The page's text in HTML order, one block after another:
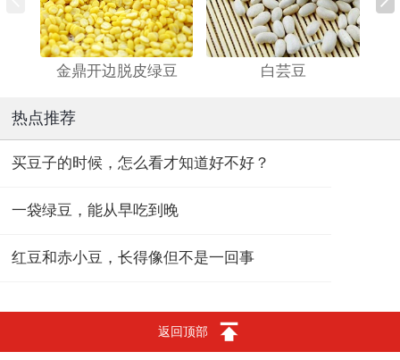
金鼎开边脱皮绿豆 白芸豆
热点推荐
买豆子的时候，怎么看才知道好不好？
一袋绿豆，能从早吃到晚
红豆和赤小豆，长得像但不是一回事
返回顶部